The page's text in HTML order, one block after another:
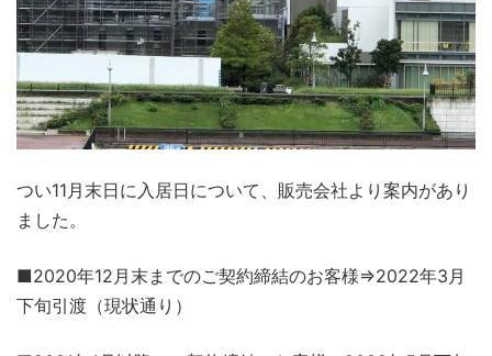
つい11月末日に入居日について、販売会社より案内があり
ました。
■2020年12月末までのご契約締結のお客様⇒2022年3月
下旬引渡（現状通り）